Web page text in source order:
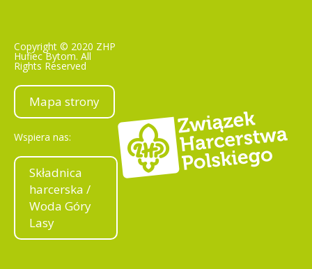
Copyright © 2020 ZHP
Hufiec Bytom. All
Rights Reserved
Mapa strony
Wspiera nas:
Składnica
harcerska /
Woda Góry
Lasy